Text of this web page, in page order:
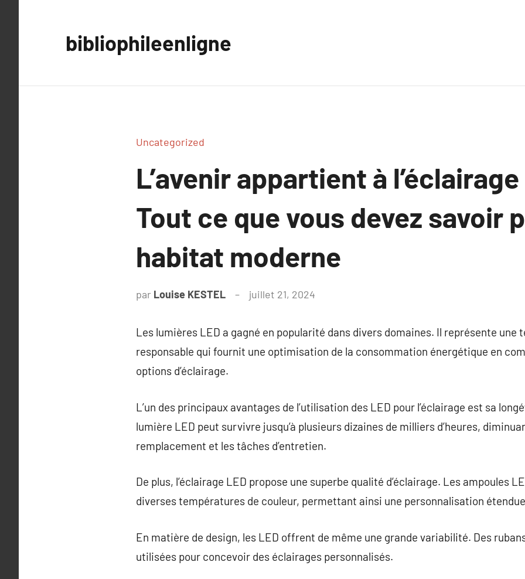
bibliophileenligne
Uncategorized
L’avenir appartient à l’éclairage
Tout ce que vous devez savoir
habitat moderne
par Louise KESTEL juillet 21, 2024
Les lumières LED a gagné en popularité dans divers domaines. Il représente une
responsable qui fournit une optimisation de la consommation énergétique en
options d’éclairage.
L’un des principaux avantages de l’utilisation des LED pour l’éclairage est sa
lumière LED peut survivre jusqu’à plusieurs dizaines de milliers d’heures,
remplacement et les tâches d’entretien.
De plus, l’éclairage LED propose une superbe qualité d’éclairage. Les ampoules
diverses températures de couleur, permettant ainsi une personnalisation
En matière de design, les LED offrent de même une grande variabilité. Des
utilisées pour concevoir des éclairages personnalisés.